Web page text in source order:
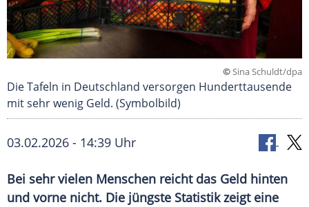
©Sina Schuldt/dpa
Die Tafeln in Deutschland versorgen Hunderttausende
mit sehr wenig Geld. (Symbolbild)
03.02.2026 - 14:39 Uhr
Bei sehr vielen Menschen reicht das Geld hinten
und vorne nicht. Die jüngste Statistik zeigt eine